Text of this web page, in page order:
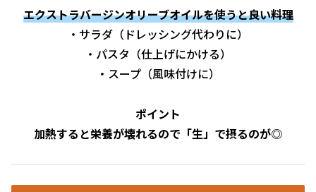
エクストラバージンオリーブオイルを使うと良い料理
・サラダ（ドレッシング代わりに）
・パスタ（仕上げにかける）
・スープ（風味付けに）
ポイント
加熱すると栄養が壊れるので「生」で摂るのが◎